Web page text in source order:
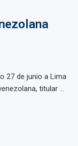
27 de junio a Lima
titular ...